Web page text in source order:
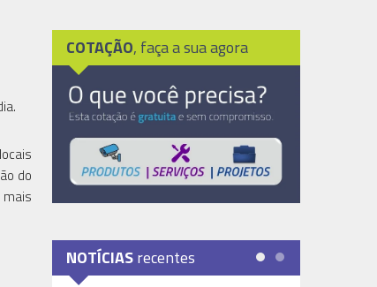
do
COTAÇÃO, faça a sua agora
NOTÍCIASrecentes